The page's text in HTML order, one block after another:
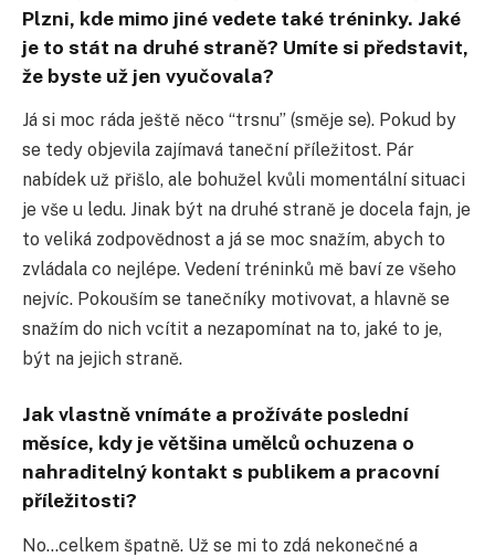
Plzni, kde mimo jiné vedete také tréninky. Jaké
je to stát na druhé straně? Umíte si představit,
že byste už jen vyučovala?
Já si moc ráda ještě něco “trsnu” (směje se). Pokud by
se tedy objevila zajímavá taneční příležitost. Pár
nabídek už přišlo, ale bohužel kvůli momentální situaci
je vše u ledu. Jinak být na druhé straně je docela fajn, je
to veliká zodpovědnost a já se moc snažím, abych to
zvládala co nejlépe. Vedení tréninků mě baví ze všeho
nejvíc. Pokouším se tanečníky motivovat, a hlavně se
snažím do nich vcítit a nezapomínat na to, jaké to je,
být na jejich straně.
Jak vlastně vnímáte a prožíváte poslední
měsíce, kdy je většina umělců ochuzena o
nahraditelný kontakt s publikem a pracovní
příležitosti?
No…celkem špatně. Už se mi to zdá nekonečné a